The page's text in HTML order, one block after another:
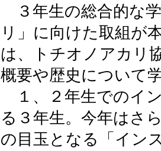
３年生の総合的な
リ」に向けた取組が
は、トチオノアカリ
概要や歴史について
１、２年生でのイ
る３年生。今年はさ
の目玉となる「イン